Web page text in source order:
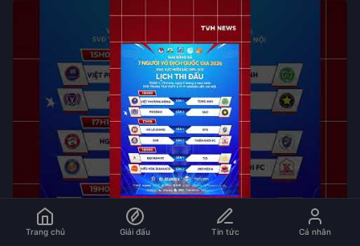
05:30
Trang chủ Giải đấu Tin tức Cá nhân